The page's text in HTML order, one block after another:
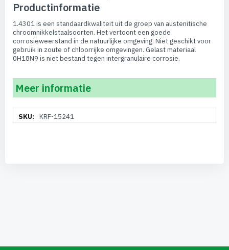
Productinformatie
1.4301 is een standaardkwaliteit uit de groep van austenitische
chroomnikkelstaalsoorten. Het vertoont een goede
corrosieweerstand in de natuurlijke omgeving. Niet geschikt voor
gebruik in zoute of chloorrijke omgevingen. Gelast materiaal
0H18N9 is niet bestand tegen intergranulaire corrosie.
Meer informatie
informatieKRF-15241